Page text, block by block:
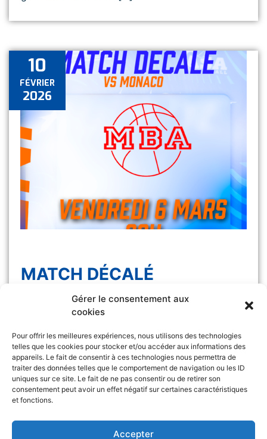
Gérer le consentement aux
cookies
Pour offrir les meilleures expériences, nous utilisons des technologies
telles que les cookies pour stocker et/ou accéder aux informations des
appareils. Le fait de consentir à ces technologies nous permettra de
traiter des données telles que le comportement de navigation ou les ID
uniques sur ce site. Le fait de ne pas consentir ou de retirer son
consentement peut avoir un effet négatif sur certaines caractéristiques
et fonctions.
Accepter
10
FÉVRIER
2026
MATCH DÉCALÉ
Le match Les Félines vs Monaco, initialement
Retrouvez l’ASA sur